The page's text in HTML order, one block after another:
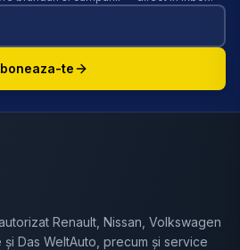
te
Renault, Nissan, Volkswagen
Das WeltAuto, precum și service